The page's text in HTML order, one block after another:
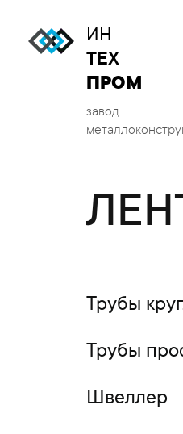
ИН
ТЕХ
ПРОМ
завод
Трубы
Трубы
Швеллер